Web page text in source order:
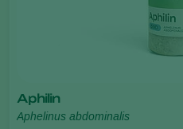
Aphilin
Aphelinus abdominalis